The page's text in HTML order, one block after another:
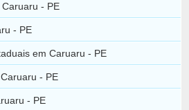
- PE
- PE
em Caruaru - PE
- PE
- PE